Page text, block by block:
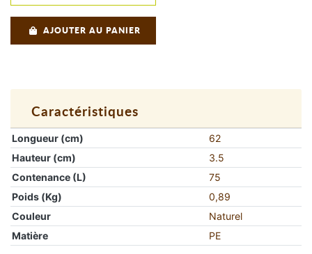
AJOUTER AU PANIER
Caractéristiques
Longueur (cm)
62
Hauteur (cm)
3.5
Contenance (L)
75
Poids (Kg)
0,89
Couleur
Naturel
Matière
PE